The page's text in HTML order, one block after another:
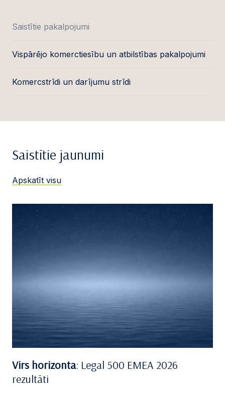
Saistītie pakalpojumi
Vispārējo komerctiesību un atbilstības pakalpojumi
Komercstrīdi un darījumu strīdi
Saistītie jaunumi
Apskatīt visu
Virs horizonta: Legal 500 EMEA 2026
rezultāti